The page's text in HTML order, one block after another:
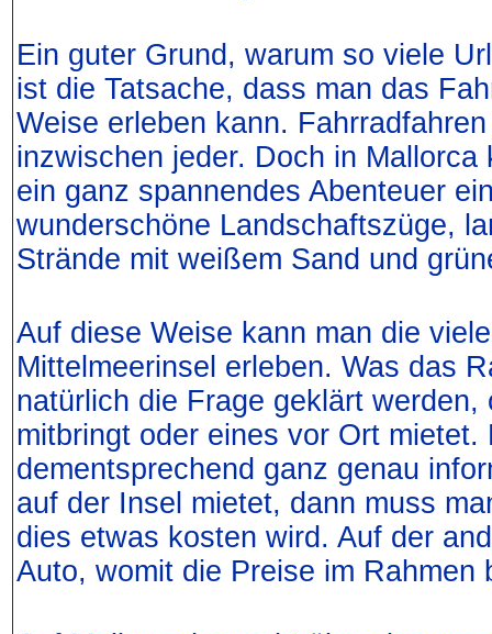
Ein guter Grund, warum so viele
ist die Tatsache, dass man das
Weise erleben kann.
inzwischen jeder. Doch in
ein ganz spannendes Abenteuer
wunderschöne Landschaftszüge,
Strände mit weißem Sand und
Auf diese Weise kann man die
Mittelmeerinsel erleben. Was das
natürlich die Frage geklärt
mitbringt oder eines vor Ort mietet.
dementsprechend ganz genau
auf der Insel mietet, dann muss
dies etwas kosten wird. Auf der
Auto, womit die Preise im Rahmen